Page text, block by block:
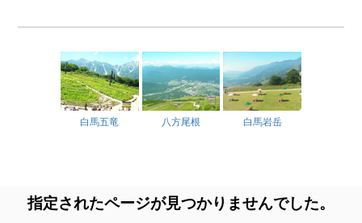
白馬五竜 八方尾根 白馬岩岳